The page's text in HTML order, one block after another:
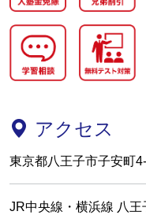
アクセス
東京都八王子市子安町
JR中央線・横浜線 八王